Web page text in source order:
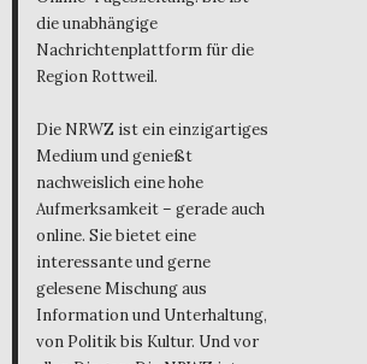
die unabhängige
Nachrichtenplattform für die
Region Rottweil.
Die NRWZ ist ein einzigartiges
Medium und genießt
nachweislich eine hohe
Aufmerksamkeit – gerade auch
online. Sie bietet eine
interessante und gerne
gelesene Mischung aus
Information und Unterhaltung,
von Politik bis Kultur. Und vor